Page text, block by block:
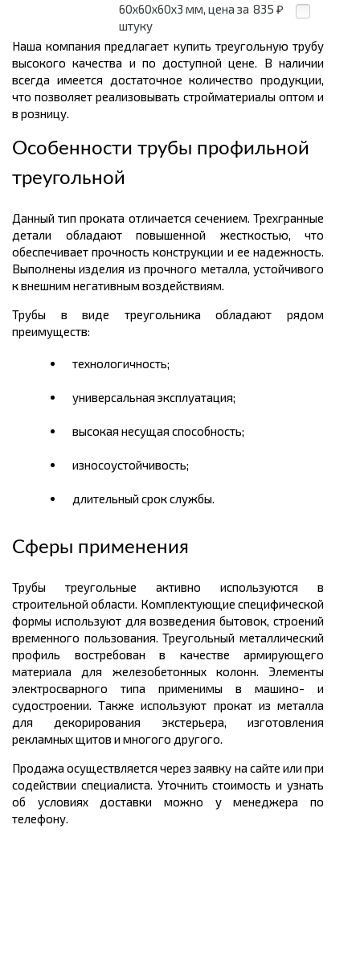
60х60х60х3 мм, цена за
штуку
835 ₽
Наша компания предлагает купить треугольную трубу
высокого качества и по доступной цене. В наличии
всегда имеется достаточное количество продукции,
что позволяет реализовывать стройматериалы оптом и
в розницу.
Особенности трубы профильной
треугольной
Данный тип проката отличается сечением. Трехгранные
детали обладают повышенной жесткостью, что
обеспечивает прочность конструкции и ее надежность.
Выполнены изделия из прочного металла, устойчивого
к внешним негативным воздействиям.
Трубы в виде треугольника обладают рядом
преимуществ:
технологичность;
универсальная эксплуатация;
высокая несущая способность;
износоустойчивость;
длительный срок службы.
Сферы применения
Трубы треугольные активно используются в
строительной области. Комплектующие специфической
формы используют для возведения бытовок, строений
временного пользования. Треугольный металлический
профиль востребован в качестве армирующего
материала для железобетонных колонн. Элементы
электросварного типа применимы в машино- и
судостроении. Также используют прокат из металла
для декорирования экстерьера, изготовления
рекламных щитов и многого другого.
Продажа осуществляется через заявку на сайте или при
содействии специалиста. Уточнить стоимость и узнать
об условиях доставки можно у менеджера по
телефону.